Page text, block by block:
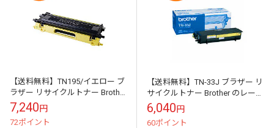
【送料無料】TN195/イエロー ブ
ラザー リサイクルトナー Brother
のレーザープリンタにはやっぱ
りリサイクルトナー
7,240円
72ポイント
【送料無料】TN-33J ブラザー リ
サイクルトナー Brother のレーザ
ープリンタにはやっぱりリサイ
クルトナー
6,040円
60ポイント